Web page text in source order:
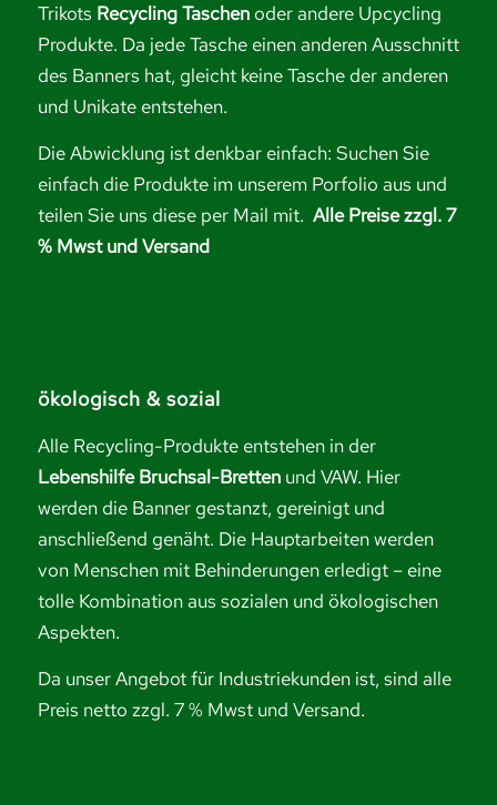
Trikots Recycling Taschenoder andere Upcycling
Produkte. Da jede Tasche einen anderen Ausschnitt
des Banners hat, gleicht keine Tasche der anderen
und Unikate entstehen.
Die Abwicklung ist denkbar einfach: Suchen Sie
einfach die Produkte im unserem Porfolio aus und
teilen Sie uns diese per Mail mit. Alle Preise zzgl. 7
% Mwst und Versand
ökologisch & sozial
Alle Recycling-Produkte entstehen in der
Lebenshilfe Bruchsal-Bretten und VAW. Hier
werden die Banner gestanzt, gereinigt und
anschließend genäht. Die Hauptarbeiten werden
von Menschen mit Behinderungen erledigt – eine
tolle Kombination aus sozialen und ökologischen
Aspekten.
Da unser Angebot für Industriekunden ist, sind alle
Preis netto zzgl. 7 % Mwst und Versand.